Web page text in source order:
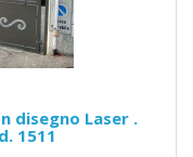
disegno Laser .
1511